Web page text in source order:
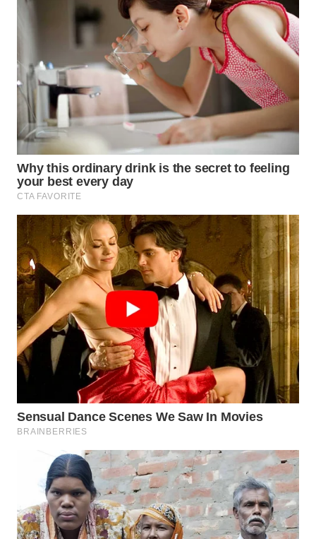
WN
SEMARANG
WN
SOLO
WN
BOROBUDUR
WN
MADURA
WN
SURABAYA
WN
NATUNA
BINTAN
MANDALIKA
WN
LIKUPANG